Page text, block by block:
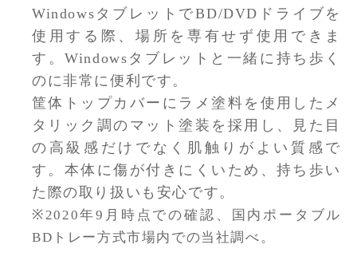
WindowsタブレットでBD/DVDドライブを
使用する際、場所を専有せず使用できま
す。Windowsタブレットと一緒に持ち歩く
のに非常に便利です。
筐体トップカバーにラメ塗料を使用したメ
タリック調のマット塗装を採用し、見た目
の高級感だけでなく肌触りがよい質感で
す。本体に傷が付きにくいため、持ち歩い
た際の取り扱いも安心です。
※2020年9月時点での確認、国内ポータブル
BDトレー方式市場内での当社調べ。